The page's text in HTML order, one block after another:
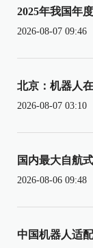
2025年我国年
2026-08-07 09:46
北京：机器人
2026-08-07 03:10
国内最大自航
2026-08-06 09:48
中国机器人适